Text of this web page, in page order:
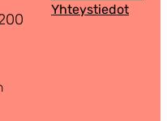
Yhteystiedot